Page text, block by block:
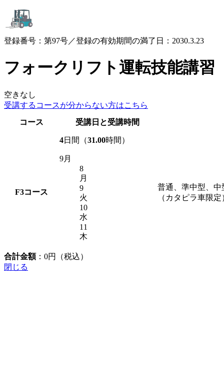
登録番号：第97号／登録の有効期間の満了日：2030.3.23
フォークリフト運転技能講習
空きなし
受講するコースが分からない方はこちら
コース
受講日と受講時間
F3コース
4日間（31.00時間）
9月
8
月
9
火
10
水
11
木
普通、準中型、
（カタピラ車限
合計金額： 0円（税込）
閉じる